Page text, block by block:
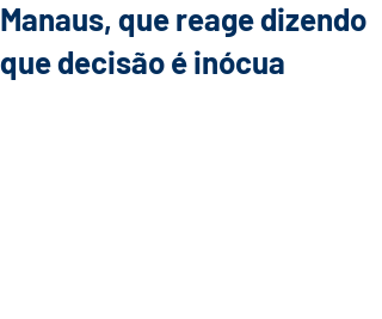
Manaus, que reage dizendo
que decisão é inócua